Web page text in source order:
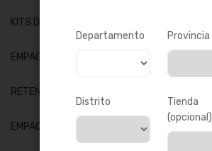
KITS DE EMPAQUES
EMPAQUES DE CULATA artículos
RETENES
EMPAQUES DE DISTRIBUCIÓN 15 artículos
Departamento Provincia
Distrito
Tienda
(opcional)